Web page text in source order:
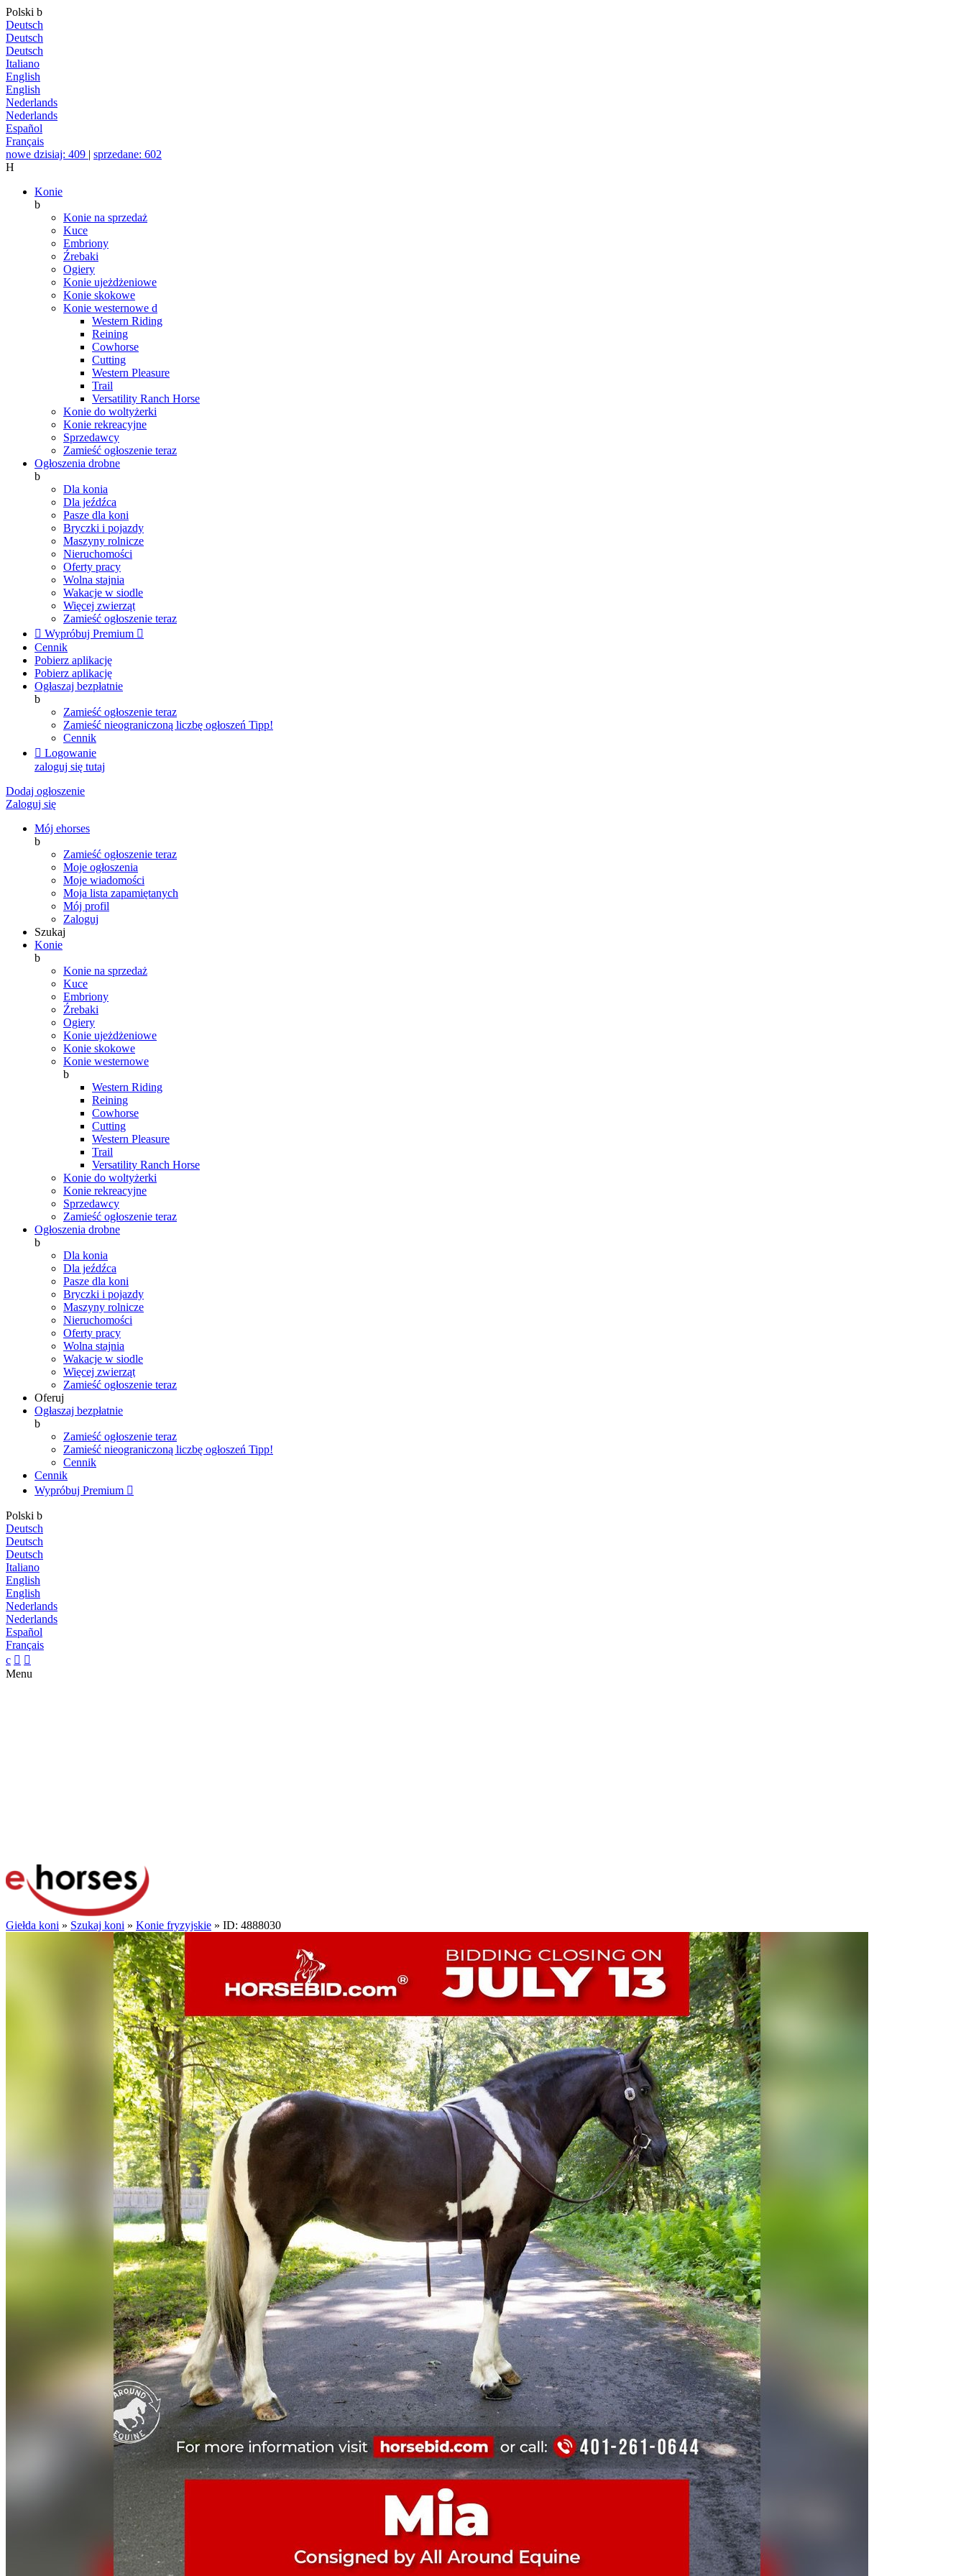
Polski b
Deutsch
Deutsch
Deutsch
Italiano
English
English
Nederlands
Nederlands
Español
Français
nowe dzisiaj: 409 | sprzedane: 602
H
Konie
b
Konie na sprzedaż
Kuce
Embriony
Źrebaki
Ogiery
Konie ujeżdżeniowe
Konie skokowe
Konie westernowe d
Western Riding
Reining
Cowhorse
Cutting
Western Pleasure
Trail
Versatility Ranch Horse
Konie do woltyżerki
Konie rekreacyjne
Sprzedawcy
Zamieść ogłoszenie teraz
Ogłoszenia drobne
b
Dla konia
Dla jeźdźca
Pasze dla koni
Bryczki i pojazdy
Maszyny rolnicze
Nieruchomości
Oferty pracy
Wolna stajnia
Wakacje w siodle
Więcej zwierząt
Zamieść ogłoszenie teraz
 Wypróbuj Premium 
Cennik
Pobierz aplikację
Pobierz aplikację
Ogłaszaj bezpłatnie
b
Zamieść ogłoszenie teraz
Zamieść nieograniczoną liczbę ogłoszeń Tipp!
Cennik
 Logowanie
zaloguj się tutaj
Dodaj ogłoszenie
Zaloguj się
Mój ehorses
b
Zamieść ogłoszenie teraz
Moje ogłoszenia
Moje wiadomości
Moja lista zapamiętanych
Mój profil
Zaloguj
Szukaj
Konie
b
Konie na sprzedaż
Kuce
Embriony
Źrebaki
Ogiery
Konie ujeżdżeniowe
Konie skokowe
Konie westernowe
b
Western Riding
Reining
Cowhorse
Cutting
Western Pleasure
Trail
Versatility Ranch Horse
Konie do woltyżerki
Konie rekreacyjne
Sprzedawcy
Zamieść ogłoszenie teraz
Ogłoszenia drobne
b
Dla konia
Dla jeźdźca
Pasze dla koni
Bryczki i pojazdy
Maszyny rolnicze
Nieruchomości
Oferty pracy
Wolna stajnia
Wakacje w siodle
Więcej zwierząt
Zamieść ogłoszenie teraz
Oferuj
Ogłaszaj bezpłatnie
b
Zamieść ogłoszenie teraz
Zamieść nieograniczoną liczbę ogłoszeń Tipp!
Cennik
Cennik
Wypróbuj Premium 
Polski b
Deutsch
Deutsch
Deutsch
Italiano
English
English
Nederlands
Nederlands
Español
Français
c  
Menu
Giełda koni » Szukaj koni » Konie fryzyjskie » ID: 4888030